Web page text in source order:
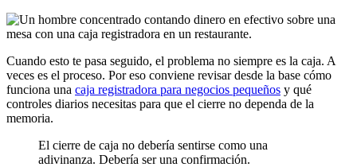
Cuando esto te pasa seguido, el problema no siempre es la caja. A
veces es el proceso. Por eso conviene revisar desde la base cómo
funciona una caja registradora para negocios pequeños y qué
controles diarios necesitas para que el cierre no dependa de la
memoria.
El cierre de caja no debería sentirse como una
adivinanza. Debería ser una confirmación.